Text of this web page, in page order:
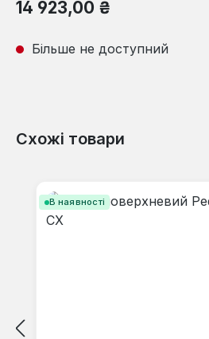
Звичайна ціна:
14 923,00 ₴
Більше не доступний
Схожі товари
В наявності